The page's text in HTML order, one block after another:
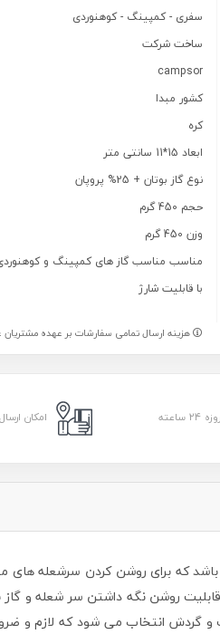
سفری - کمپینگ - کوهنوردی
ساخت شرکت
campsor
کشور مبدا
کره
ابعاد 15*11 سانتی متر
نوع گاز بوتان + 25% پروپان
حجم 450 گرم
وزن 450 گرم
مناسب مناسب گاز های کمپینگ و
با قابلیت شارژ
هزینه ارسال تمامی سفارشات بر عهده مشتریان
امکان
می باشد که برای روشن کردن
روشن نگه داشتن سر شعله و گاز
گردش انتخاب می شود که لازم و